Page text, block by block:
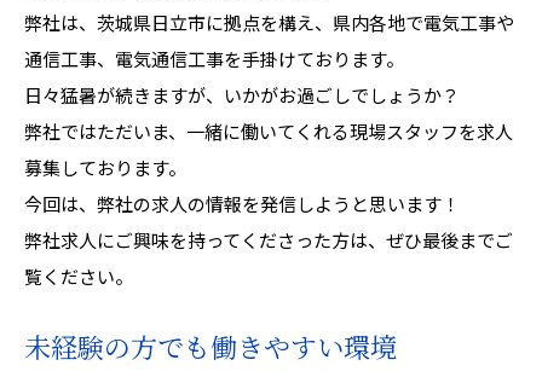
弊社は、茨城県日立市に拠点を構え、県内各地で電気工事や
通信工事、電気通信工事を手掛けております。
日々猛暑が続きますが、いかがお過ごしでしょうか？
弊社ではただいま、一緒に働いてくれる現場スタッフを求人
募集しております。
今回は、弊社の求人の情報を発信しようと思います！
弊社求人にご興味を持ってくださった方は、ぜひ最後までご
覧ください。
未経験の方でも働きやすい環境